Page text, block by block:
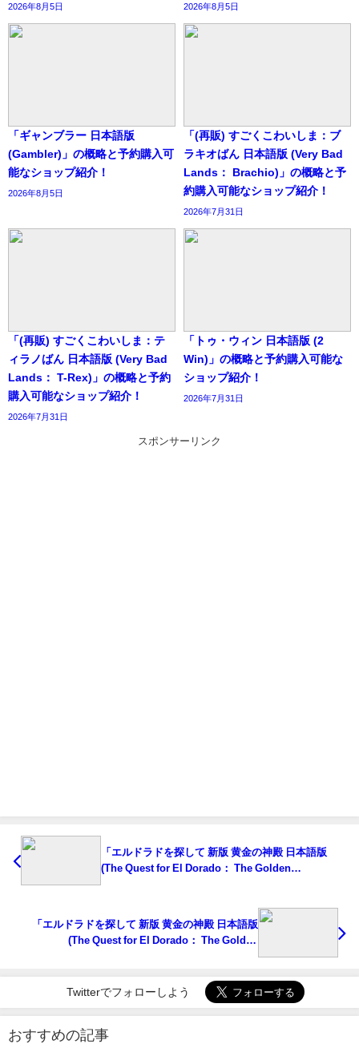
2026年8月5日 2026年8月5日
「ギャンブラー 日本語版
(Gambler)」の概略と予約購入可
能なショップ紹介！
2026年8月5日
「(再販) すごくこわいしま：ブ
ラキオばん 日本語版 (Very Bad
Lands： Brachio)」の概略と予
約購入可能なショップ紹介！
2026年7月31日
「(再販) すごくこわいしま：テ
ィラノばん 日本語版 (Very Bad
Lands： T-Rex)」の概略と予約
購入可能なショップ紹介！
2026年7月31日
「トゥ・ウィン 日本語版 (2
Win)」の概略と予約購入可能な
ショップ紹介！
2026年7月31日
スポンサーリンク
「エルドラドを探して 新版 黄金の神殿 日本語版
(The Quest for El Dorado： The Golden
「エルドラドを探して 新版 黄金の神殿 日本語版
(The Quest for El Dorado： The Golden
Twitterでフォローしよう
おすすめの記事